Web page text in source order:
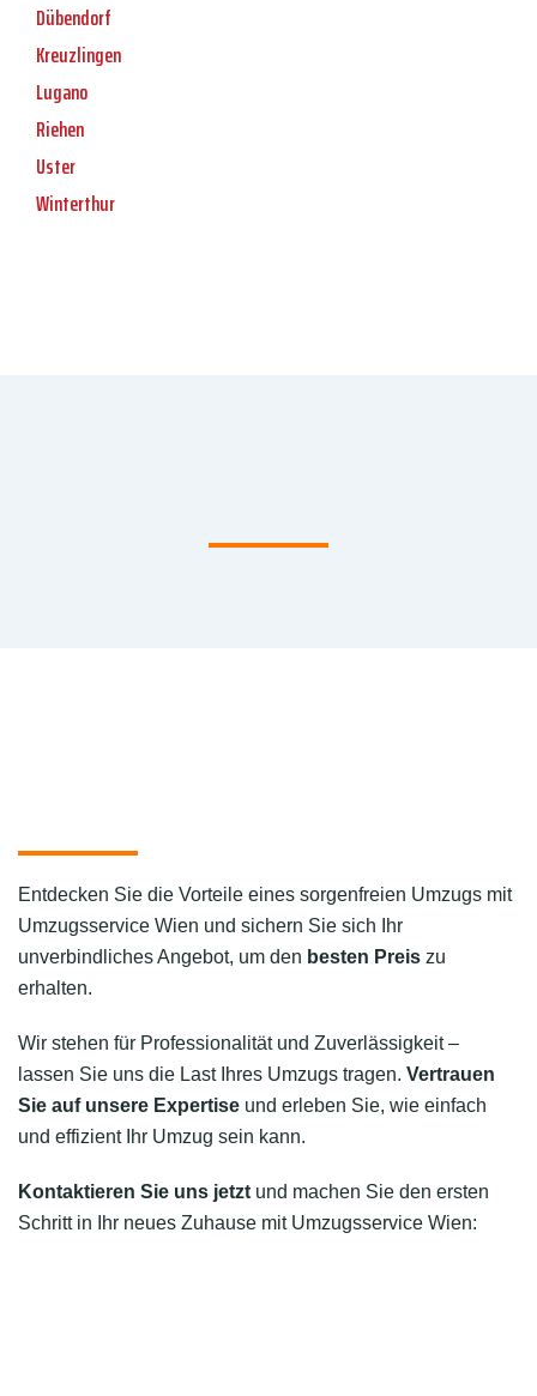
Dübendorf
Kreuzlingen
Lugano
Riehen
Uster
Winterthur
Entdecken Sie die Vorteile eines sorgenfreien Umzugs mit
Umzugsservice Wien und sichern Sie sich Ihr
unverbindliches Angebot, um den besten Preis zu
erhalten.
Wir stehen für Professionalität und Zuverlässigkeit –
lassen Sie uns die Last Ihres Umzugs tragen. Vertrauen
Sie auf unsere Expertise und erleben Sie, wie einfach
und effizient Ihr Umzug sein kann.
Kontaktieren Sie uns jetzt und machen Sie den ersten
Schritt in Ihr neues Zuhause mit Umzugsservice Wien: